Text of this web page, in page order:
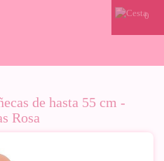
0
de hasta 55 cm -
Rosa